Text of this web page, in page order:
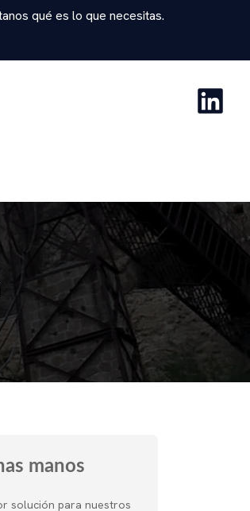
qué es lo que necesitas.
manos
solución para nuestros